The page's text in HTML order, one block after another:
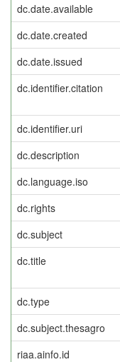
dc.date.available
dc.date.created
dc.date.issued
dc.identifier.citation
dc.identifier.uri
dc.description
dc.language.iso
dc.rights
dc.subject
dc.title
dc.type
dc.subject.thesagro
riaa.ainfo.id